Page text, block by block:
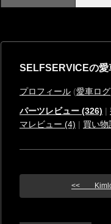
SELFSERVICEの愛
プロフィール (愛車ログ
パーツレビュー (326) |
マレビュー (4) | 買い物
<<